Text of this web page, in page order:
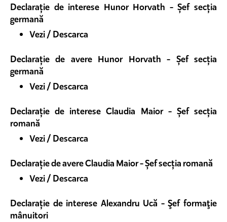
Declarație de interese Hunor Horvath - Șef secția
germană
Vezi / Descarca
Declarație de avere Hunor Horvath - Șef secția
germană
Vezi / Descarca
Declarație de interese Claudia Maior - Șef secția
romană
Vezi / Descarca
Declarație de avere Claudia Maior - Șef secția romană
Vezi / Descarca
Declarație de interese Alexandru Ucă - Şef formaţie
mânuitori